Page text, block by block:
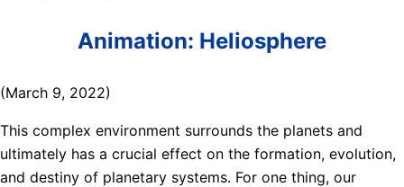
Animation: Heliosphere
(March 9, 2022)
This complex environment surrounds the planets and
ultimately has a crucial effect on the formation, evolution,
and destiny of planetary systems. For one thing, our